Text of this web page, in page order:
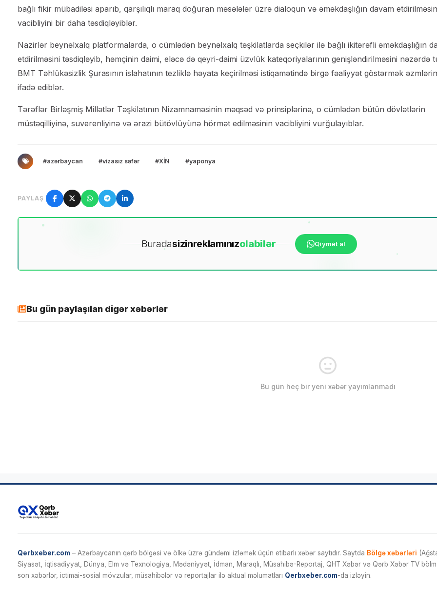
bağlı fikir mübadiləsi aparıb, qarşılıqlı maraq doğuran məsələlər üzrə dialoqun və əməkdaşlığın davam
vacibliyini bir daha təsdiqləyiblər.
Nazirlər beynəlxalq platformalarda, o cümlədən beynəlxalq təşkilatlarda seçkilər ilə bağlı ikitərəfli əməkdaşlığın
etdirilməsini təsdiqləyib, həmçinin daimi, eləcə də qeyri-daimi üzvlük kateqoriyalarının genişləndirilməsini nəzərdə
BMT Təhlükəsizlik Şurasının islahatının tezliklə həyata keçirilməsi istiqamətində birgə fəaliyyət göstərmək
ifadə ediblər.
Tərəflər Birləşmiş Millətlər Təşkilatının Nizamnaməsinin məqsəd və prinsiplərinə, o cümlədən bütün dövlətlərin
müstəqilliyinə, suverenliyinə və ərazi bütövlüyünə hörmət edilməsinin vacibliyini vurğulayıblar.
#azərbaycan #vizasız səfər #XİN #yaponya
PAYLAŞ
Buradasizinreklamınızolabilər Qiymət al
Bu gün paylaşılan digər xəbərlər
Bu gün heç bir yeni xəbər yayımlanmadı
Qerbxeber.com – Azərbaycanın qərb bölgəsi və ölkə üzrə gündəmi izləmək üçün etibarlı xəbər saytıdır. Saytda Bölgə xəbərləri
Siyasət, İqtisadiyyat, Dünya, Elm və Texnologiya, Mədəniyyət, İdman, Maraqlı, Müsahibə-Reportaj, QHT Xəbər və Qərb Xəbər TV
son xəbərlər, ictimai-sosial mövzular, müsahibələr və reportajlar ilə aktual məlumatları Qerbxeber.com-da izləyin.